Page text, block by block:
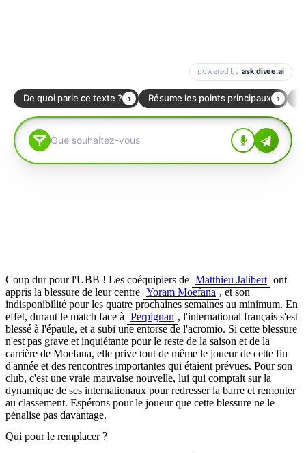
Coup dur pour l'UBB ! Les coéquipiers de Matthieu Jalibert ont
appris la blessure de leur centre Yoram Moefana , et son
indisponibilité pour les quatre prochaines semaines au minimum. En
effet, durant le match face à Perpignan , l'international français s'est
blessé à l'épaule, et a subi une entorse de l'acromio. Si cette blessure
n'est pas grave et inquiétante pour le reste de la saison et de la
carrière de Moefana, elle prive tout de même le joueur de cette fin
d'année et des rencontres importantes qui étaient prévues. Pour son
club, c'est une vraie mauvaise nouvelle, lui qui comptait sur la
dynamique de ses internationaux pour redresser la barre et remonter
au classement. Espérons pour le joueur que cette blessure ne le
pénalise pas davantage.
Qui pour le remplacer ?